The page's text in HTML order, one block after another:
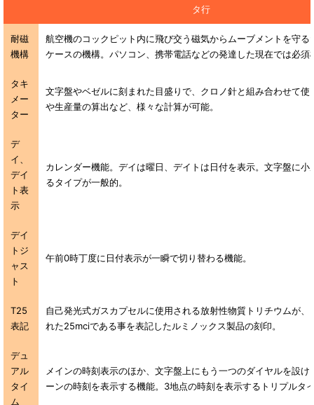
タ行
耐磁
機構
航空機のコックピット内に飛び交う磁気からムーブメントを守る
ケースの機構。パソコン、携帯電話などの発達した現在では必須
タキ
メー
ター
文字盤やベゼルに刻まれた目盛りで、クロノ針と組み合わせて使
や生産量の算出など、様々な計算が可能。
デ
イ、
デイ
ト表
示
カレンダー機能。デイは曜日、デイトは日付を表示。文字盤に小
るタイプが一般的。
デイ
トジ
ャス
ト
午前0時丁度に日付表示が一瞬で切り替わる機能。
T25
表記
自己発光式ガスカプセルに使用される放射性物質トリチウムが、
れた25mciである事を表記したルミノックス製品の刻印。
デュ
アル
タイ
ム
メインの時刻表示のほか、文字盤上にもう一つのダイヤルを設け
ーンの時刻を表示する機能。3地点の時刻を表示するトリプルタ